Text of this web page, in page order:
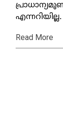
എന്നറിയില്ല.
Read More